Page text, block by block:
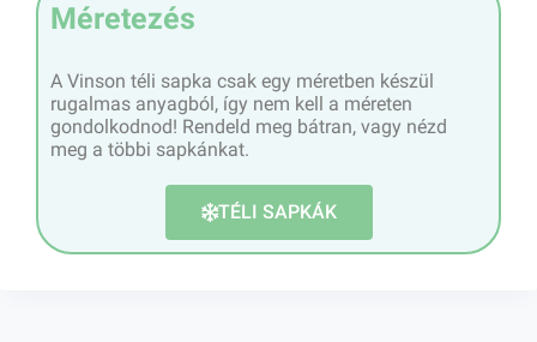
Méretezés
A Vinson téli sapka csak egy méretben készül
rugalmas anyagból, így nem kell a méreten
gondolkodnod! Rendeld meg bátran, vagy nézd
meg a többi sapkánkat.
TÉLI SAPKÁK